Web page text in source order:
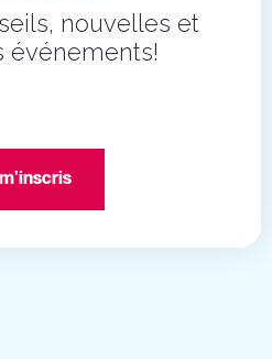
nouvelles et
événements!